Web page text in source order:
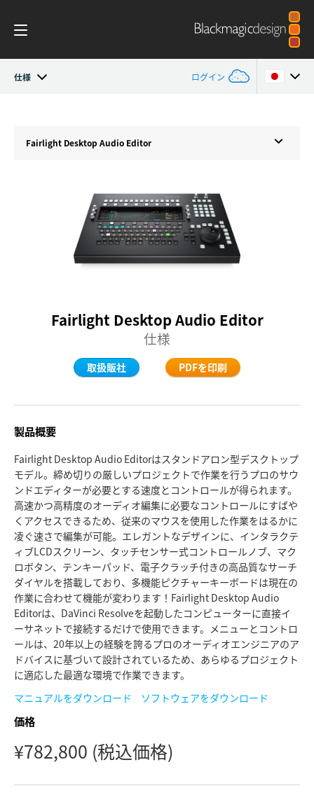
仕様
新機能
コラボレーション
パネル
コンソール
Studio
Media
トレーニング
仕様
Australia
Canada
China
Finland
France
Italy
Japan
Korea
Mexico
Malaysia
Netherlands
New Zealand
Portugal
ログイン
Australia
Canada
China
Finland
France
Italy
Japan
Korea
Mexico
Malaysia
Netherlands
New Zealand
Portugal
Fairlight Desktop Audio Editor
Fairlight Desktop Audio Editor
仕様
取扱販社 PDFを印刷
製品概要
Fairlight Desktop Audio Editorはスタンドアロン型デスクトップ
モデル。締め切りの厳しいプロジェクトで作業を行うプロのサウ
ンドエディターが必要とする速度とコントロールが得られます。
高速かつ高精度のオーディオ編集に必要なコントロールにすばや
くアクセスできるため、従来のマウスを使用した作業をはるかに
凌ぐ速さで編集が可能。エレガントなデザインに、インタラクテ
ィブLCDスクリーン、タッチセンサー式コントロールノブ、マク
ロボタン、テンキーパッド、電子クラッチ付きの高品質なサーチ
ダイヤルを搭載しており、多機能ピクチャーキーボードは現在の
作業に合わせて機能が変わります！Fairlight Desktop Audio
Editorは、DaVinci Resolveを起動したコンピューターに直接イ
ーサネットで接続するだけで使用できます。メニューとコントロ
ールは、20年以上の経験を誇るプロのオーディオエンジニアのア
ドバイスに基づいて設計されているため、あらゆるプロジェクト
に適応した最適な環境で作業できます。
マニュアルをダウンロード
ソフトウェアをダウンロード
価格
¥782,800 (税込価格)